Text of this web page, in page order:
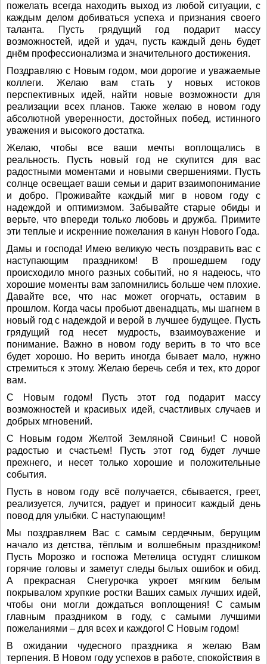
пожелать всегда находить выход из любой ситуации, с
каждым делом добиваться успеха и признания своего
таланта. Пусть грядущий год подарит массу
возможностей, идей и удач, пусть каждый день будет
днём профессионализма и значительного достижения.
Поздравляю с Новым годом, мои дорогие и уважаемые
коллеги. Желаю вам стать у новых истоков
перспективных идей, найти новые возможности для
реализации всех планов. Также желаю в новом году
абсолютной уверенности, достойных побед, истинного
уважения и высокого достатка.
Желаю, чтобы все ваши мечты воплощались в
реальность. Пусть новый год не скупится для вас
радостными моментами и новыми свершениями. Пусть
солнце освещает ваши семьи и дарит взаимопонимание
и добро. Проживайте каждый миг в новом году с
надеждой и оптимизмом. Забывайте старые обиды и
верьте, что впереди только любовь и дружба. Примите
эти теплые и искренние пожелания в канун Нового Года.
Дамы и господа! Имею великую честь поздравить вас с
наступающим праздником! В прошедшем году
происходило много разных событий, но я надеюсь, что
хорошие моменты вам запомнились больше чем плохие.
Давайте все, что нас может огорчать, оставим в
прошлом. Когда часы пробьют двенадцать, мы шагнем в
новый год с надеждой и верой в лучшее будущее. Пусть
грядущий год несет мудрость, взаимоуважение и
понимание. Важно в новом году верить в то что все
будет хорошо. Но верить иногда бывает мало, нужно
стремиться к этому. Желаю беречь себя и тех, кто дорог
вам.
С Новым годом! Пусть этот год подарит массу
возможностей и красивых идей, счастливых случаев и
добрых мгновений.
С Новым годом Желтой Земляной Свиньи! С новой
радостью и счастьем! Пусть этот год будет лучше
прежнего, и несет только хорошие и положительные
события.
Пусть в новом году всё получается, сбывается, греет,
реализуется, лучится, радует и приносит каждый день
повод для улыбки. С наступающим!
Мы поздравляем Вас с самым сердечным, берущим
начало из детства, тёплым и волшебным праздником!
Пусть Морозко и госпожа Метелица остудят слишком
горячие головы и заметут следы былых ошибок и обид.
А прекрасная Снегурочка укроет мягким белым
покрывалом хрупкие ростки Ваших самых лучших идей,
чтобы они могли дождаться воплощения! С самым
главным праздником в году, с самыми лучшими
пожеланиями – для всех и каждого! С Новым годом!
В ожидании чудесного праздника я желаю Вам
терпения. В Новом году успехов в работе, спокойствия в